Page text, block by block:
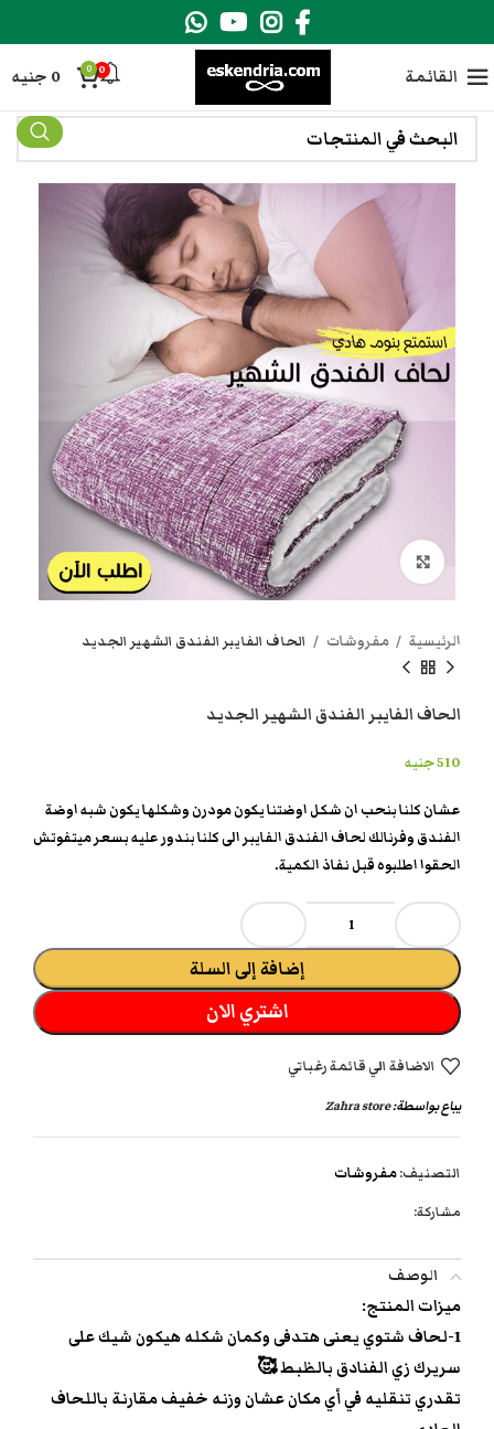
القائمة 0
0
0 جنيه
انقر هنا لتكبير الصورة
الرئيسية مفروشات الحاف الفايبر الفندق الشهير الجديد
الحاف الفايبر الفندق الشهير الجديد
510جنيه
عشان كلنا بنحب ان شكل اوضتنا يكون مودرن وشكلها يكون شبه اوضة
الفندق وفرنالك لحاف الفندق الفايبر الى كلنا بندور عليه بسعر ميتفوتش
الحقوا اطلبوه قبل نفاذ الكمية.
إضافة إلى السلة
اشتري الان
الاضافة الي قائمة رغباتي
يباع بواسطة:Zahra store
التصنيف:مفروشات
مشاركة:
الوصف
ميزات المنتج:
1-لحاف شتوي يعنى هتدفى وكمان شكله هيكون شيك على
سريرك زي الفنادق بالظبط 🥰
تقدري تنقليه في أي مكان عشان وزنه خفيف مقارنة باللحاف